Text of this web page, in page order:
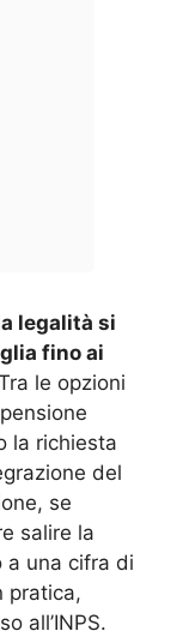
legalità si
fino ai
le opzioni
la richiesta
del
se
salire la
a una cifra di
pratica,
all’INPS.